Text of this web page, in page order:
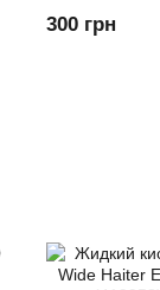
(720355)
300 грн